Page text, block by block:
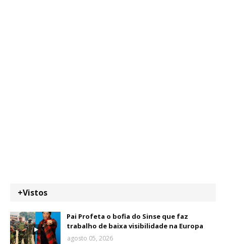
+Vistos
Pai Profeta o bofia do Sinse que faz
trabalho de baixa visibilidade na Europa
agosto 05, 2026